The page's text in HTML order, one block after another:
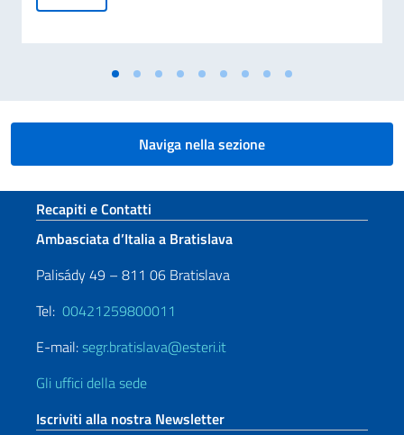
Naviga nella sezione
Sezione footer
Recapiti e Contatti
Ambasciata d’Italia a Bratislava
Palisády 49 – 811 06 Bratislava
Tel: 00421259800011
E-mail:segr.bratislava@esteri.it
Gli uffici della sede
Iscriviti alla nostra Newsletter